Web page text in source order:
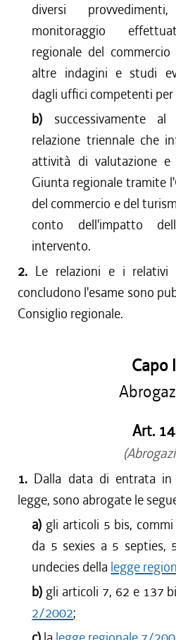
diversi
monitoraggio
regionale del
altre indagini e studi
dagli uffici competenti per
b) successivamente
relazione triennale che
attività di valutazione
Giunta regionale tramite
del commercio e del
conto dell'impatto
intervento.
2. Le relazioni e i
concludono l'esame sono
Consiglio regionale.
Capo
Art.
1. Dalla data di entrata in
legge, sono abrogate le
a) gli articoli 5 bis,
da 5 sexies a 5 septies,
undecies della legge
b) gli articoli 7, 62 e 137
2/2002;